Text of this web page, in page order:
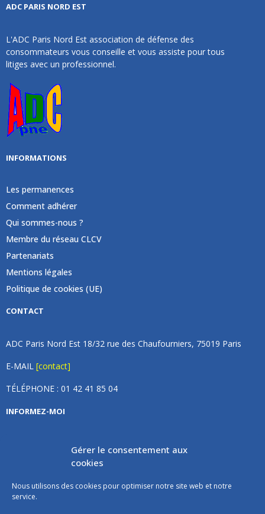
Gérer le consentement aux
cookies
Nous utilisons des cookies pour optimiser notre site web et notre
service.
ADC PARIS NORD EST
L'ADC Paris Nord Est association de défense des
consommateurs vous conseille et vous assiste pour tous
litiges avec un professionnel.
INFORMATIONS
Les permanences
Comment adhérer
Qui sommes-nous ?
Membre du réseau CLCV
Partenariats
Mentions légales
Politique de cookies (UE)
CONTACT
ADC Paris Nord Est 18/32 rue des Chaufourniers, 75019 Paris
E-MAIL [contact]
TÉLÉPHONE : 01 42 41 85 04
INFORMEZ-MOI
Inscrivez vous à notre newsletter et recevez une fois par
mois de nos nouvelles, aucun spam (on promet).